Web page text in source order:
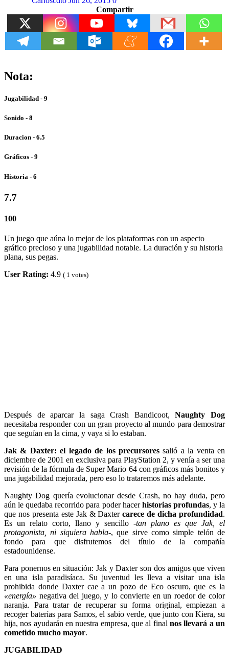
Compartir
Nota:
Jugabilidad - 9
Sonido - 8
Duracion - 6.5
Gráficos - 9
Historia - 6
7.7
100
Un juego que aúna lo mejor de los plataformas con un aspecto
gráfico precioso y una jugabilidad notable. La duración y su historia
plana, sus pegas.
User Rating: 4.9 ( 1 votes)
Después de aparcar la saga Crash Bandicoot,Naughty Dog
necesitaba responder con un gran proyecto al mundo para demostrar
que seguían en la cima, y vaya si lo estaban.
Jak & Daxter: el legado de los precursoressalió a la venta en
diciembre de 2001 en exclusiva para PlayStation 2, y venía a ser una
revisión de la fórmula de Super Mario 64 con gráficos más bonitos y
una jugabilidad mejorada, pero eso lo trataremos más adelante.
Naughty Dog quería evolucionar desde Crash, no hay duda, pero
aún le quedaba recorrido para poder hacerhistorias profundas, y la
que nos presenta este Jak & Daxtercarece de dicha profundidad.
Es un relato corto, llano y sencillo -tan plano es que Jak, el
protagonista, ni siquiera habla-, que sirve como simple telón de
fondo para que disfrutemos del título de la compañía
estadounidense.
Para ponernos en situación: Jak y Daxter son dos amigos que viven
en una isla paradisíaca. Su juventud les lleva a visitar una isla
prohibida donde Daxter cae a un pozo de Eco oscuro, que es la
«energía» negativa del juego, y lo convierte en un roedor de color
naranja. Para tratar de recuperar su forma original, empiezan a
recoger baterías para Samos, el sabio verde, que junto con Kiera, su
hija, nos ayudarán en nuestra empresa, que al final nos llevará a un
cometido mucho mayor.
JUGABILIDAD